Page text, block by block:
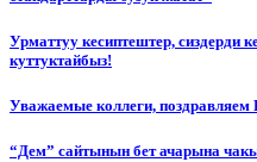
Урматтуу кесиптештер, сиздерди
куттуктайбыз!
Уважаемые коллеги,
“Дем” сайтынын бет ачарына